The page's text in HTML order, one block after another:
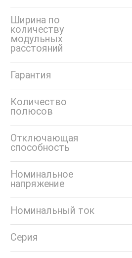
Ширина по
количеству
модульных
расстояний
Гарантия
Количество
полюсов
Отключающая
способность
Номинальное
напряжение
Номинальный ток
Серия